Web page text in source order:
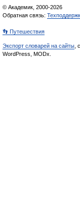
© Академик, 2000-2026
Обратная связь:
👣 Путешествия
Экспорт словарей на сайты ,
WordPress, MODx.